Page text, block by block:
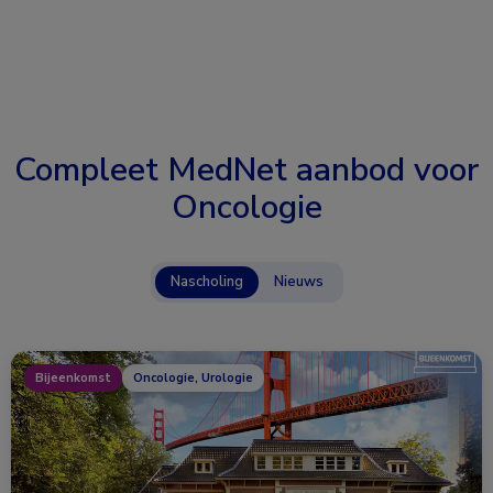
Compleet MedNet aanbod voor
Oncologie
Nascholing Nieuws
Bijeenkomst Oncologie, Urologie